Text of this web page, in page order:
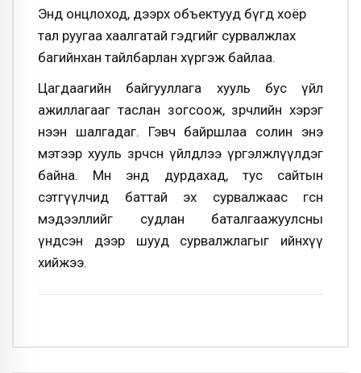
Энд онцлоход, дээрх объектууд бүгд хоёр
тал руугаа хаалгатай гэдгийг сурвалжлах
багийнхан тайлбарлан хүргэж байлаа.
Цагдаагийн байгууллага хууль бус үйл
ажиллагааг таслан зогсоож, зөрчлийн хэрэг
нээн шалгадаг. Гэвч байршлаа солин энэ
мэтээр хууль зөрчсөн үйлдлээ үргэлжлүүлдэг
байна. Мөн энд дурдахад, тус сайтын
сэтгүүлчид баттай эх сурвалжаас өгсөн
мэдээллийг судлан баталгаажуулсны
үндсэн дээр шууд сурвалжлагыг ийнхүү
хийжээ.